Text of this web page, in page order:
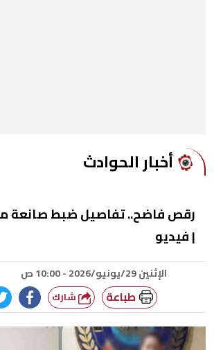
أخبار الحوادث
رقص فاضح.. تفاصيل ضبط صانعة
| فيديو
الإثنين 29/يونيو/2026 - 10:00 ص
طباعة